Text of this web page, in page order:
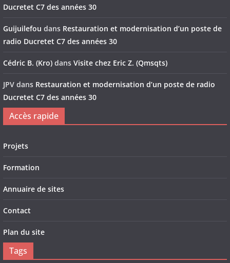
Ducretet C7 des années 30
Guijuilefou dans Restauration et modernisation d’un poste de
radio Ducretet C7 des années 30
Cédric B. (Kro) dans Visite chez Eric Z. (Qmsqts)
JPV dans Restauration et modernisation d’un poste de radio
Ducretet C7 des années 30
Accès rapide
Projets
Formation
Annuaire de sites
Contact
Plan du site
Tags